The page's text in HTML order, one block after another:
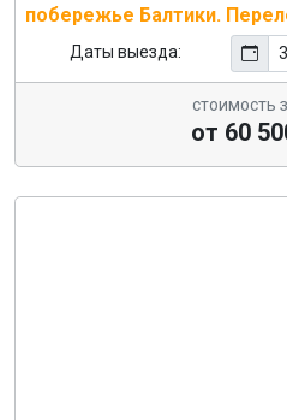
побережье Балтики.
Даты выезда:
стоимость
от 60